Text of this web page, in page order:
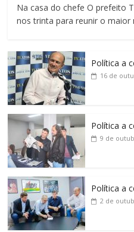
Na casa do chefe O prefeito
nos trinta para reunir o
Política a
16 de
Política a
9 de
Política a
2 de